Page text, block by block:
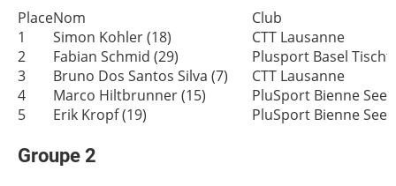
PlaceNom
Club
1
Simon Kohler (18)
CTT Lausanne
2
Fabian Schmid (29)
Plusport Basel
3
Bruno Dos Santos Silva (7)
CTT Lausanne
4
Marco Hiltbrunner (15)
PluSport Bienne
5
Erik Kropf (19) PluSport Bienne
Groupe 2